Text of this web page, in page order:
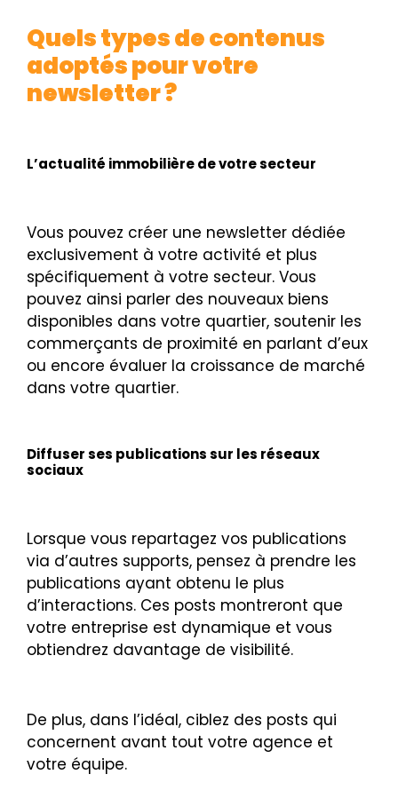
Quels types de contenus
adoptés pour votre
newsletter ?
L’actualité immobilière de votre secteur
Vous pouvez créer une newsletter dédiée
exclusivement à votre activité et plus
spécifiquement à votre secteur. Vous
pouvez ainsi parler des nouveaux biens
disponibles dans votre quartier, soutenir les
commerçants de proximité en parlant d’eux
ou encore évaluer la croissance de marché
dans votre quartier.
Diffuser ses publications sur les réseaux
sociaux
Lorsque vous repartagez vos publications
via d’autres supports, pensez à prendre les
publications ayant obtenu le plus
d’interactions. Ces posts montreront que
votre entreprise est dynamique et vous
obtiendrez davantage de visibilité.
De plus, dans l’idéal, ciblez des posts qui
concernent avant tout votre agence et
votre équipe.